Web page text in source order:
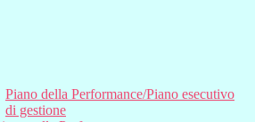
Piano della Performance/Piano esecutivo
di gestione